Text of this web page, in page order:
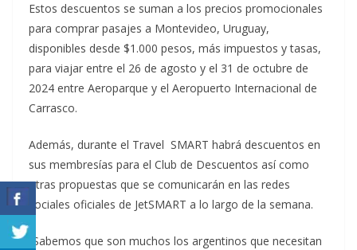
Estos descuentos se suman a los precios promocionales
para comprar pasajes a Montevideo, Uruguay,
disponibles desde $1.000 pesos, más impuestos y tasas,
para viajar entre el 26 de agosto y el 31 de octubre de
2024 entre Aeroparque y el Aeropuerto Internacional de
Carrasco.
Además, durante el Travel SMART habrá descuentos en
sus membresías para el Club de Descuentos así como
otras propuestas que se comunicarán en las redes
sociales oficiales de JetSMART a lo largo de la semana.
“Sabemos que son muchos los argentinos que necesitan